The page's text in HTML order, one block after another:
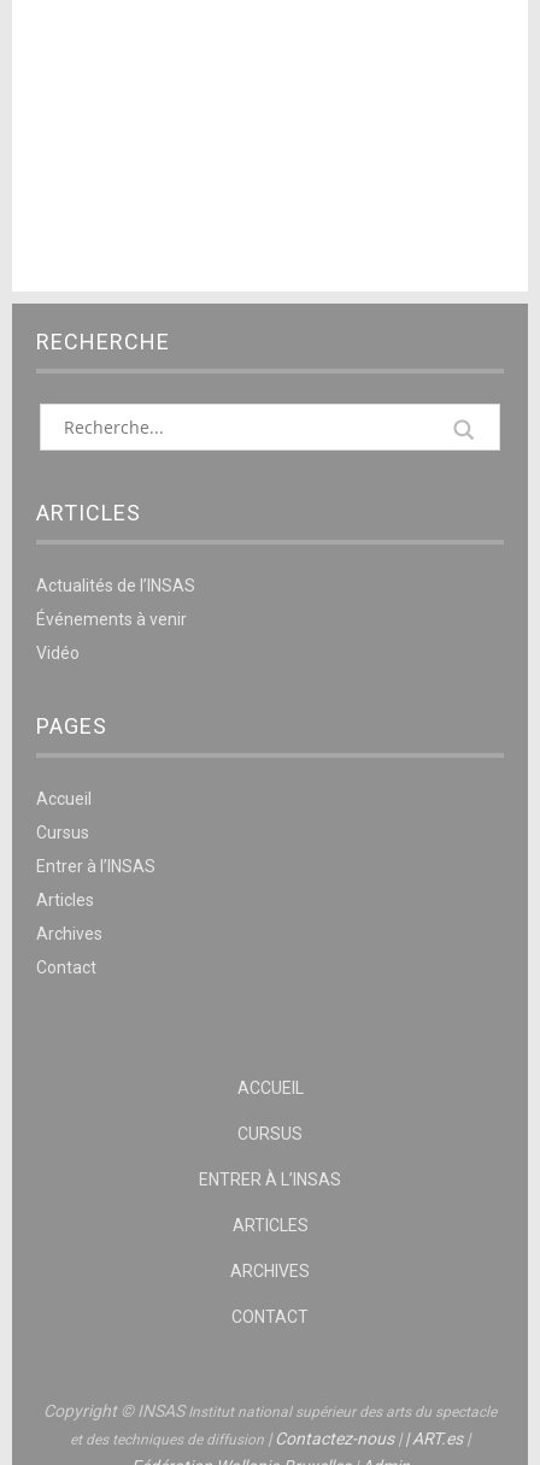
RECHERCHE
ARTICLES
Actualités de l’INSAS
Événements à venir
Vidéo
PAGES
Accueil
Cursus
Entrer à l’INSAS
Articles
Archives
Contact
ACCUEIL
CURSUS
ENTRER À L’INSAS
ARTICLES
ARCHIVES
CONTACT
Copyright © INSASInstitut national supérieur des arts du spectacle
et des techniques de diffusion |Contactez-nous||ART.es|